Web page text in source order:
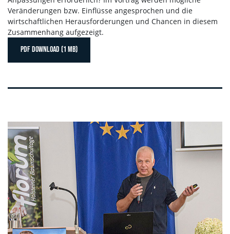
Veränderungen bzw. Einflüsse angesprochen und die
wirtschaftlichen Herausforderungen und Chancen in diesem
Zusammenhang aufgezeigt.
PDF DOWNLOAD (1 MB)